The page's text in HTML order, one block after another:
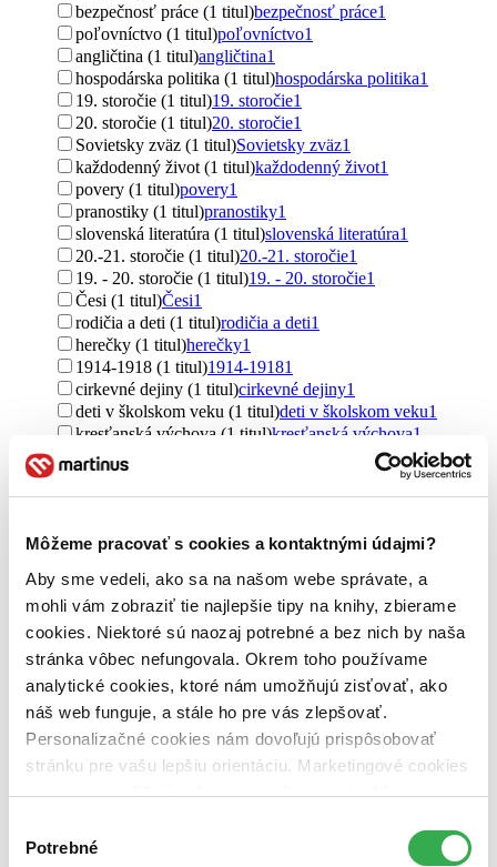
Môžeme pracovať s cookies a kontaktnými údajmi?
Aby sme vedeli, ako sa na našom webe správate, a
mohli vám zobraziť tie najlepšie tipy na knihy, zbierame
cookies. Niektoré sú naozaj potrebné a bez nich by naša
stránka vôbec nefungovala. Okrem toho používame
analytické cookies, ktoré nám umožňujú zisťovať, ako
náš web funguje, a stále ho pre vás zlepšovať.
Personalizačné cookies nám dovoľujú prispôsobovať
stránku pre vašu lepšiu orientáciu. Marketingové cookies
nám zas umožňujú zobrazenie relevantnej reklamy.
nám pomohlo, keby sme mohli používať všetky tieto
súhlasu
Potrebné
bezpečnosť práce (1 titul)bezpečnosť práce1
poľovníctvo (1 titul)poľovníctvo1
angličtina (1 titul)angličtina1
hospodárska politika (1 titul)hospodárska politika1
19. storočie (1 titul)19. storočie1
20. storočie (1 titul)20. storočie1
Sovietsky zväz (1 titul)Sovietsky zväz1
každodenný život (1 titul)každodenný život1
povery (1 titul)povery1
pranostiky (1 titul)pranostiky1
slovenská literatúra (1 titul)slovenská literatúra1
20.-21. storočie (1 titul)20.-21. storočie1
19. - 20. storočie (1 titul)19. - 20. storočie1
Česi (1 titul)Česi1
rodičia a deti (1 titul)rodičia a deti1
herečky (1 titul)herečky1
1914-1918 (1 titul)1914-19181
cirkevné dejiny (1 titul)cirkevné dejiny1
deti v školskom veku (1 titul)deti v školskom veku1
kresťanská výchova (1 titul)kresťanská výchova1
českí básnici (1 titul)
zahraničný odboj (1 titul)zahraničný odboj1
pre žiakov (2 tituly) pre žiakov2
Vydavateľstvo
Pearson (2 tituly) Pearson2
Väzba
brožovaná väzba (2 tituly)brožovaná väzba2
Zoradiť